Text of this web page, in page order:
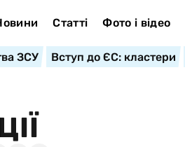
Статті Фото і відео
ЗСУ Вступ до ЄС: кластери